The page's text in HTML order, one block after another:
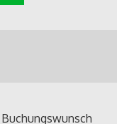
Buchungswunsch